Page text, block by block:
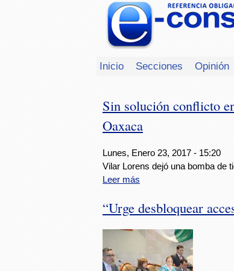
Inicio Secciones Opinión
Sin solución conflicto
Oaxaca
Lunes, Enero 23, 2017 - 15:20
Vilar Lorens dejó una bomba de
Leer más
“Urge desbloquear